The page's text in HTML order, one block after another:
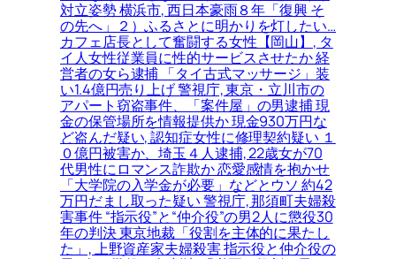
対立姿勢 横浜市, 西日本豪雨８年「復興 そ
の先へ」２）ふるさとに明かりを灯したい…
カフェ店長として奮闘する女性【岡山】, タ
イ人女性従業員に性的サービスさせたか 経
営者の女ら逮捕 「タイ古式マッサージ」装
い1.4億円売り上げ 警視庁, 東京・立川市の
アパート窃盗事件、「案件屋」の男逮捕 現
金の保管場所を情報提供か 現金930万円な
ど盗んだ疑い, 認知症女性に修理契約疑い １
０億円被害か、埼玉４人逮捕, 22歳女が70
代男性にロマンス詐欺か 恋愛感情を抱かせ
「大学院の入学金が必要」などとウソ 約42
万円だまし取った疑い 警視庁, 那須町夫婦殺
害事件 “指示役”と“仲介役”の男2人に懲役30
年の判決 東京地裁「役割を主体的に果たし
た」, 上野資産家夫婦殺害 指示役と仲介役の